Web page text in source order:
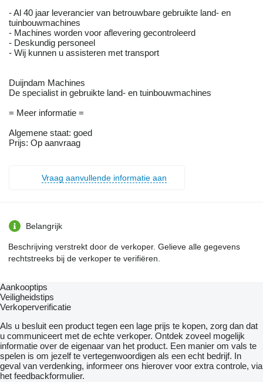
- Al 40 jaar leverancier van betrouwbare gebruikte land- en
tuinbouwmachines
- Machines worden voor aflevering gecontroleerd
- Deskundig personeel
- Wij kunnen u assisteren met transport
Duijndam Machines
De specialist in gebruikte land- en tuinbouwmachines
= Meer informatie =
Algemene staat: goed
Prijs: Op aanvraag
Vraag aanvullende informatie aan
Belangrijk
Beschrijving verstrekt door de verkoper. Gelieve alle gegevens
rechtstreeks bij de verkoper te verifiëren.
Aankooptips
Veiligheidstips
Verkoperverificatie
Als u besluit een product tegen een lage prijs te kopen, zorg dan dat
u communiceert met de echte verkoper. Ontdek zoveel mogelijk
informatie over de eigenaar van het product. Een manier om vals te
spelen is om jezelf te vertegenwoordigen als een echt bedrijf. In
geval van verdenking, informeer ons hierover voor extra controle, via
het feedbackformulier.